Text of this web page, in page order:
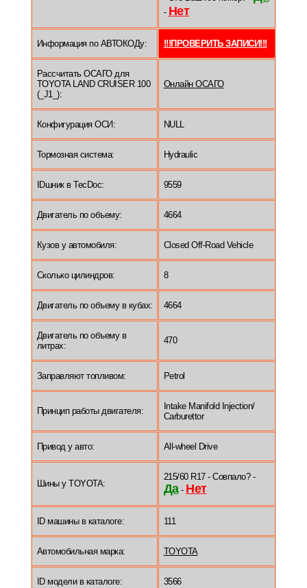
- Нет
Информация по АВТОКОДу: !!!ПРОВЕРИТЬ ЗАПИСИ!!!
Рассчитать ОСАГО для
TOYOTA LAND CRUISER 100
(_J1_):
Онлайн ОСАГО
Конфигурация ОСИ: NULL
Тормозная система: Hydraulic
IDшник в TecDoc: 9559
Двигатель по объему: 4664
Кузов у автомобиля: Closed Off-Road Vehicle
Сколько цилиндров: 8
Двигатель по объему в кубах: 4664
Двигатель по объему в
литрах:
470
Заправляют топливом: Petrol
Принцип работы двигателя:
Intake Manifold Injection/
Carburettor
Привод у авто: All-wheel Drive
Шины у TOYOTA:
215/60 R17 - Совпало? -
Да- Нет
ID машины в каталоге: 111
Автомобильная марка: TOYOTA
ID модели в каталоге: 3566